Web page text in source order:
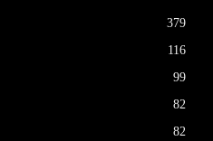
379
116
99
82
82